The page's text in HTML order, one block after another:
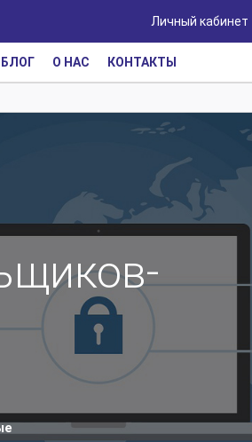
Личный кабинет
БЛОГ О НАС КОНТАКТЫ